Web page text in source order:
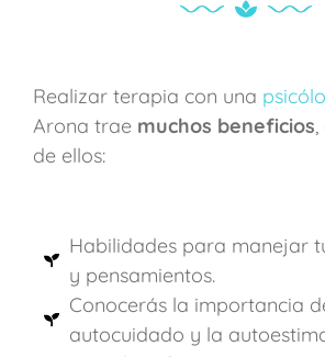
Realizar terapia con una
Arona trae muchos beneficios,
de ellos:
Habilidades para manejar
y pensamientos.
Conocerás la importancia
autocuidado y la